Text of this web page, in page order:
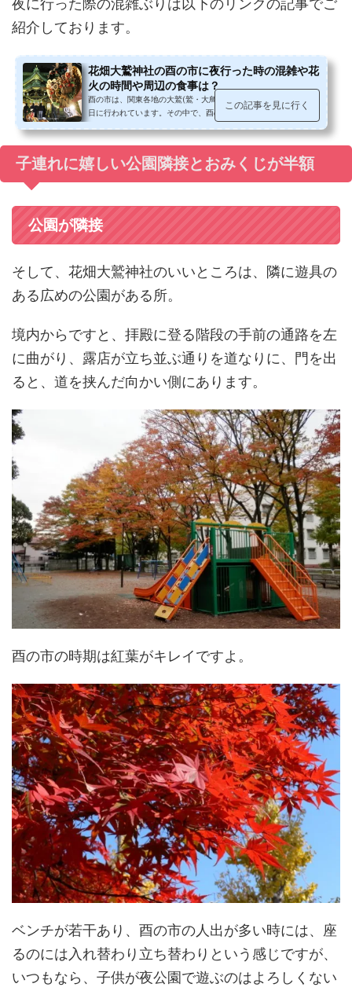
夜に行った際の混雑ぶりは以下のリンクの記事でご
紹介しております。
花畑大鷲神社の酉の市に夜行った時の混雑や花
火の時間や周辺の食事は？
酉の市は、関東各地の大鷲(鷲・大鳥)神社を中心に、11月の酉の
日に行われています。その中で、酉の市発祥の神社と言われてい
この記事を見に行く
子連れに嬉しい公園隣接とおみくじが半額
公園が隣接
そして、花畑大鷲神社のいいところは、隣に遊具の
ある広めの公園がある所。
境内からですと、拝殿に登る階段の手前の通路を左
に曲がり、露店が立ち並ぶ通りを道なりに、門を出
ると、道を挟んだ向かい側にあります。
酉の市の時期は紅葉がキレイですよ。
ベンチが若干あり、酉の市の人出が多い時には、座
るのには入れ替わり立ち替わりという感じですが、
いつもなら、子供が夜公園で遊ぶのはよろしくない